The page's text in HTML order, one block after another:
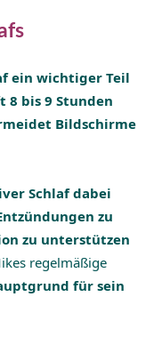
ein wichtiger Teil
8 bis 9 Stunden
Bildschirme
Schlaf dabei
zu
zu unterstützen
regelmäßige
für sein